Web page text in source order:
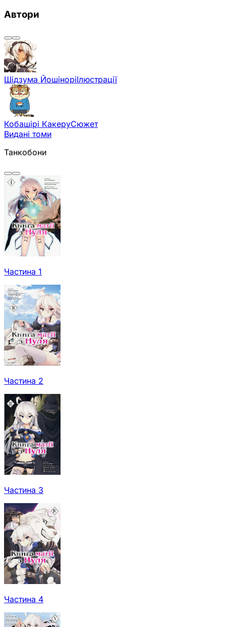
Автори
Шідзума ЙошіноріІлюстрації
Кобашірі КакеруСюжет
Видані томи
Танкобони
Частина 1
Частина 2
Частина 3
Частина 4